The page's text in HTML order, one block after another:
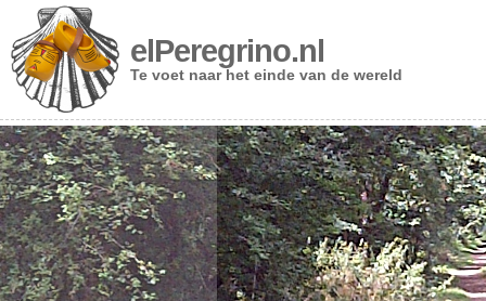
elPeregrino.nl
Te voet naar het einde van de wereld